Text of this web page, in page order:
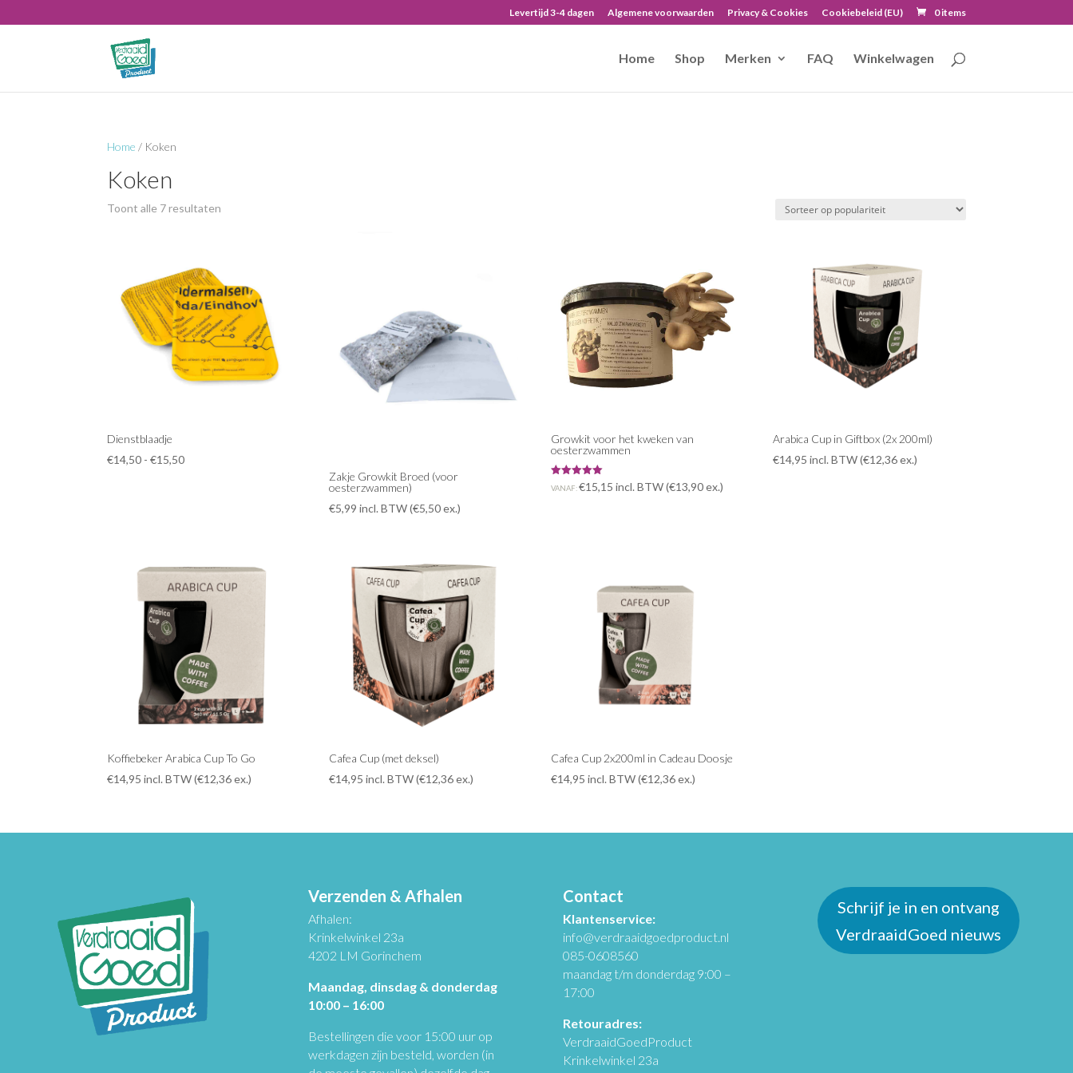
Levertijd 3-4 dagen Algemene voorwaarden Privacy & Cookies Cookiebeleid (EU) 0 items
Home Shop Merken FAQ Winkelwagen
Home / Koken
Koken
Toont alle 7 resultaten
Dienstblaadje
€14,50 - €15,50Prijsklasse:
Zakje Growkit Broed (voor
oesterzwammen)
€5,99 incl. BTW (€5,50ex.)
Growkit voor het kweken van
oesterzwammen
Gewaardeerd
5.00
VANAF:€15,15 incl. BTW (€13,90ex.)
Arabica Cup in Giftbox (2x 200ml)
€14,95 incl. BTW (€12,36ex.)
Koffiebeker Arabica Cup To Go
€14,95 incl. BTW (€12,36ex.)
Cafea Cup (met deksel)
€14,95 incl. BTW (€12,36ex.)
Cafea Cup 2x200ml in Cadeau Doosje
€14,95 incl. BTW (€12,36ex.)
Verzenden & Afhalen
Afhalen:
Krinkelwinkel 23a
4202 LM Gorinchem
Maandag, dinsdag & donderdag
10:00 – 16:00
Bestellingen die voor 15:00 uur op
werkdagen zijn besteld, worden (in
Contact
Klantenservice:
info@verdraaidgoedproduct.nl
085-0608560
maandag t/m donderdag 9:00 –
17:00
Retouradres:
VerdraaidGoedProduct
Krinkelwinkel 23a
Schrijf je in en ontvang
VerdraaidGoed nieuws